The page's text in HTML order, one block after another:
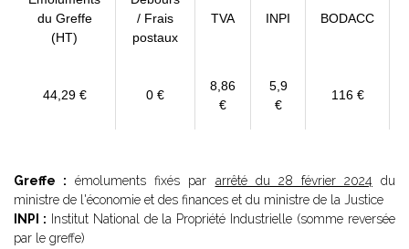
du Greffe
(HT)
/ Frais
postaux
TVA INPI BODACC
44,29 € 0 €
8,86
€
5,9
€
116 €
Greffe : émoluments fixés par arrêté du 28 février 2024 du
ministre de l'économie et des finances et du ministre de la Justice
INPI : Institut National de la Propriété Industrielle (somme reversée
par le greffe)